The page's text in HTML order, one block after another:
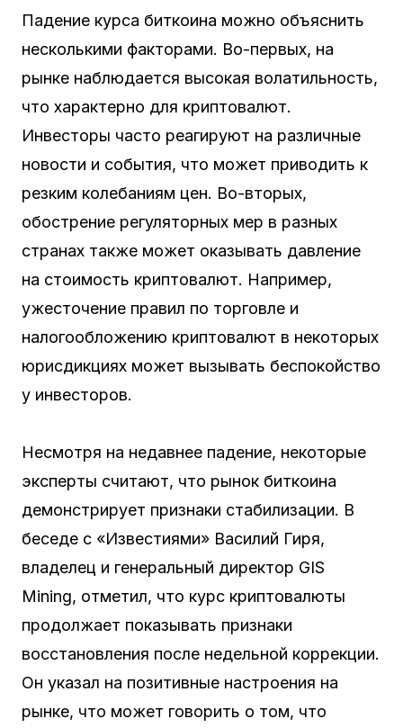
Падение курса биткоина можно объяснить
несколькими факторами. Во-первых, на
рынке наблюдается высокая волатильность,
что характерно для криптовалют.
Инвесторы часто реагируют на различные
новости и события, что может приводить к
резким колебаниям цен. Во-вторых,
обострение регуляторных мер в разных
странах также может оказывать давление
на стоимость криптовалют. Например,
ужесточение правил по торговле и
налогообложению криптовалют в некоторых
юрисдикциях может вызывать беспокойство
у инвесторов.
Несмотря на недавнее падение, некоторые
эксперты считают, что рынок биткоина
демонстрирует признаки стабилизации. В
беседе с «Известиями» Василий Гиря,
владелец и генеральный директор GIS
Mining, отметил, что курс криптовалюты
продолжает показывать признаки
восстановления после недельной коррекции.
Он указал на позитивные настроения на
рынке, что может говорить о том, что